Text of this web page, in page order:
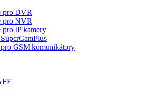
pro DVR
pro NVR
pro IP kamery
pro GSM komunikátory